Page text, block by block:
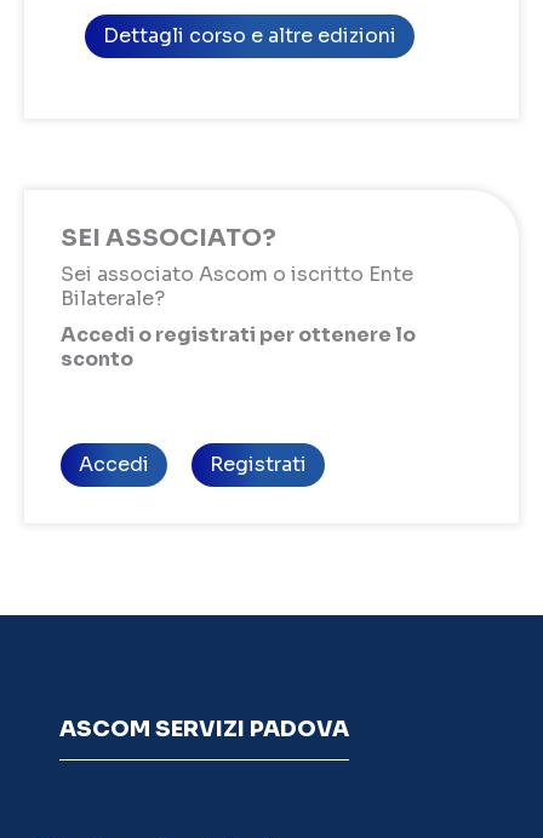
Dettagli corso e altre edizioni
SEI ASSOCIATO?
Sei associato Ascom o iscritto Ente
Bilaterale?
Accedi o registrati per ottenere lo
sconto
Accedi Registrati
ASCOM SERVIZI PADOVA